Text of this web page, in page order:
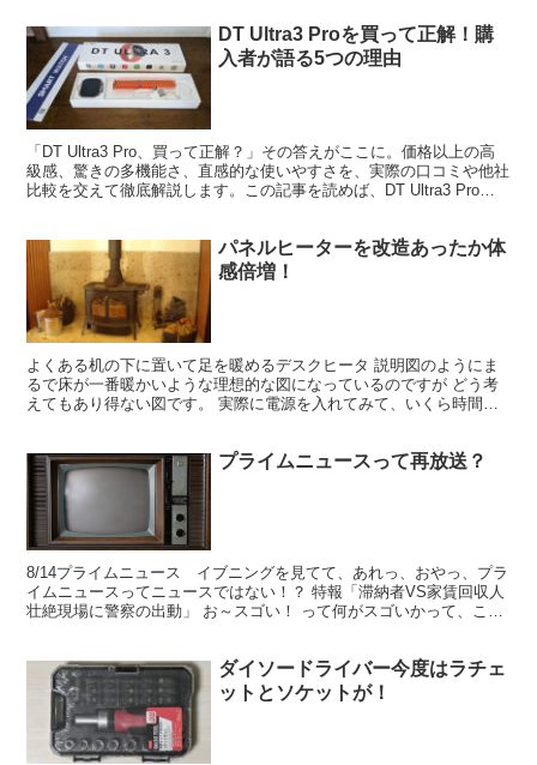
DT Ultra3 Proを買って正解！購
入者が語る5つの理由
「DT Ultra3 Pro、買って正解？」その答えがここに。価格以上の高
級感、驚きの多機能さ、直感的な使いやすさを、実際の口コミや他社
比較を交えて徹底解説します。この記事を読めば、DT Ultra3 Proが
パネルヒーターを改造あったか体
感倍増！
よくある机の下に置いて足を暖めるデスクヒータ 説明図のようにま
るで床が一番暖かいような理想的な図になっているのですが どう考
えてもあり得ない図です。 実際に電源を入れてみて、いくら時間が
プライムニュースって再放送？
8/14プライムニュース イブニングを見てて、あれっ、おやっ、プラ
イムニュースってニュースではない！？ 特報「滞納者VS家賃回収人
壮絶現場に警察の出動」 お～スゴい！ って何がスゴいかって、これ
ダイソードライバー今度はラチェ
ットとソケットが！